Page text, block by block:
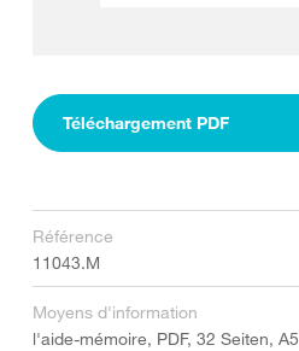
Téléchargement PDF
Référence
11043.M
Moyens d'information
l'aide-mémoire, PDF, 32 Seiten, A5